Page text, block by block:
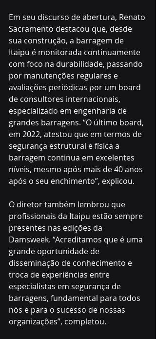
Em seu discurso de abertura, Renato
Sacramento destacou que, desde
sua construção, a barragem de
Itaipu é monitorada continuamente
com foco na durabilidade, passando
por manutenções regulares e
avaliações periódicas por um board
de consultores internacionais,
especializado em engenharia de
grandes barragens. “O último board,
em 2022, atestou que em termos de
segurança estrutural e física a
barragem continua em excelentes
níveis, mesmo após mais de 40 anos
após o seu enchimento”, explicou.
O diretor também lembrou que
profissionais da Itaipu estão sempre
presentes nas edições da
Damsweek. “Acreditamos que é uma
grande oportunidade de
disseminação de conhecimento e
troca de experiências entre
especialistas em segurança de
barragens, fundamental para todos
nós e para o sucesso de nossas
organizações”, completou.